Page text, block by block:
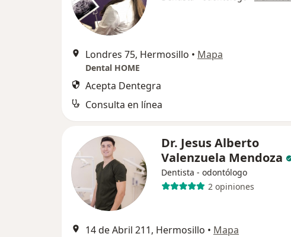
Londres 75, Hermosillo • Mapa
Dental HOME
Acepta Dentegra
Consulta en línea
Dr. Jesus Alberto
Valenzuela Mendoza
Dentista - odontólogo
2 opiniones
14 de Abril 211, Hermosillo • Mapa